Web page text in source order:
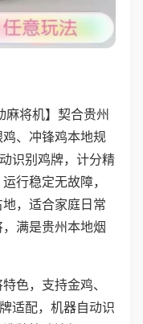
麻将机】契合贵州
、冲锋鸡本地规
识别鸡牌，计分精
行稳定无故障，
，适合家庭日常
满是贵州本地烟
色，支持金鸡、
适配，机器自动识